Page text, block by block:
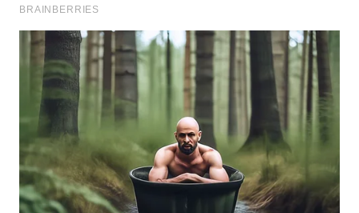
WN
WN
CIANJUR
WN
KEPULAUAN
SERIBU
WN